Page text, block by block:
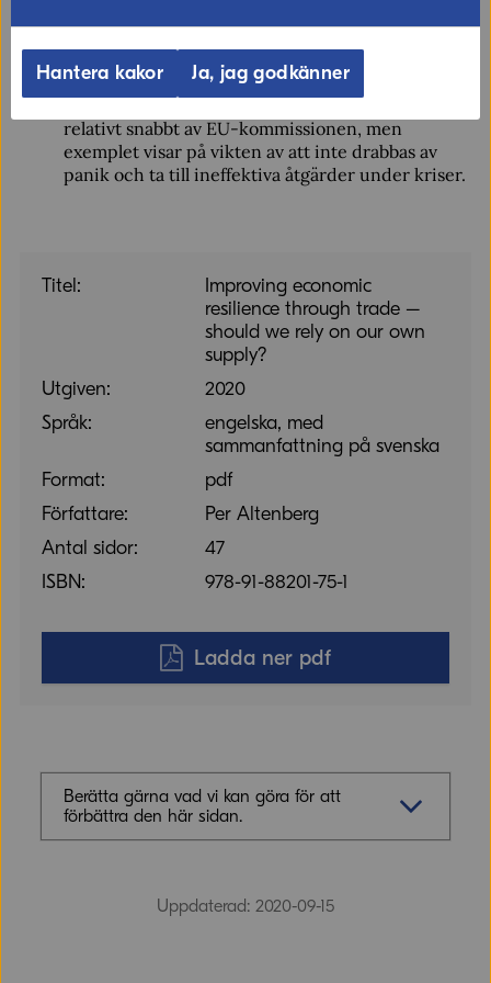
Titel:
Improving economic
resilience through trade –
should we rely on our own
supply?
Utgiven:
2020
Språk:
engelska, med
sammanfattning på svenska
Format:
pdf
Författare:
Per Altenberg
Antal sidor:
47
ISBN:
978-91-88201-75-1
Ladda ner pdf
utanför Europa, en handelspolitisk åtgärd som
erfarenhetsmässigt är mycket ineffektiv.
relativt snabbt av EU-kommissionen, men
exemplet visar på vikten av att inte drabbas av
panik och ta till ineffektiva åtgärder under kriser.
Berätta gärna vad vi kan göra för att
förbättra den här sidan.
Uppdaterad: 2020-09-15
Hantera kakor Ja, jag godkänner